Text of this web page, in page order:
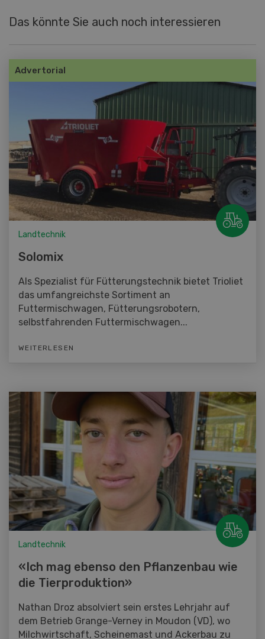
Das könnte Sie auch noch interessieren
Advertorial
Landtechnik
Solomix
Als Spezialist für Fütterungstechnik bietet Trioliet
das umfangreichste Sortiment an
Futtermischwagen, Fütterungsrobotern,
selbstfahrenden Futtermischwagen...
WEITERLESEN
Landtechnik
«Ich mag ebenso den Pflanzenbau wie
die Tierproduktion»
Nathan Droz absolviert sein erstes Lehrjahr auf
dem Betrieb Grange-Verney in Moudon (VD), wo
Milchwirtschaft, Scheinemast und Ackerbau zu